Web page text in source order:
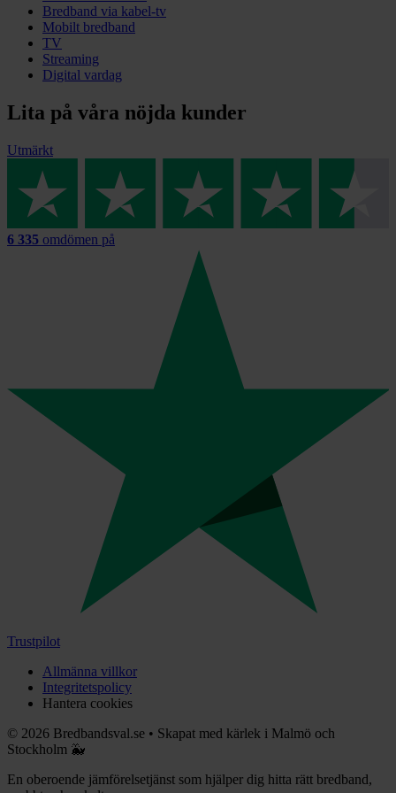
Bredband via kabel-tv
Mobilt bredband
TV
Streaming
Digital vardag
Lita på våra nöjda kunder
Utmärkt
6 335 omdömen på
Trustpilot
Allmänna villkor
Integritetspolicy
Hantera cookies
© 2026 Bredbandsval.se • Skapat med kärlek i Malmö och
Stockholm 🐳
En oberoende jämförelsetjänst som hjälper dig hitta rätt bredband,